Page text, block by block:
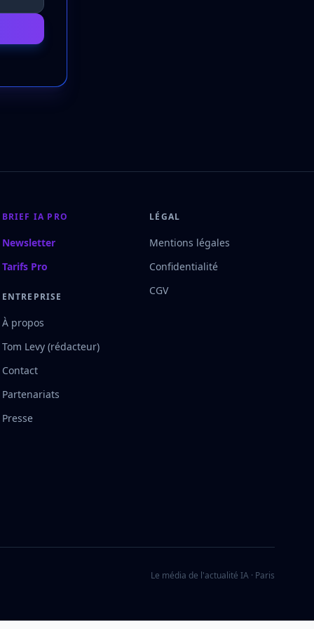
BRIEF IA PRO
Newsletter
Tarifs Pro
ENTREPRISE
À propos
Tom Levy (rédacteur)
Contact
Partenariats
Presse
LÉGAL
Mentions légales
Confidentialité
CGV
Le média de l'actualité IA · Paris